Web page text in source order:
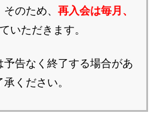
のため、 再入会は毎月、
いただきます。
告なく終了する場合があ
ください。